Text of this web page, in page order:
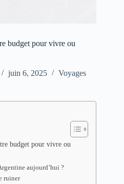
budget pour vivre ou
juin 6, 2025 Voyages
budget pour vivre ou
aujourd’hui ?
ruiner